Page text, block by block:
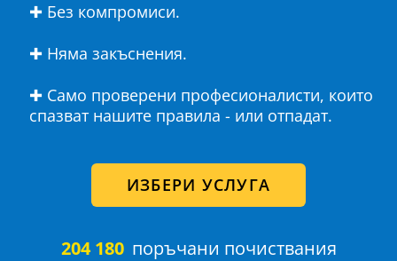
✚ Без компромиси.
✚ Няма закъснения.
✚ Само проверени професионалисти, които
спазват нашите правила - или отпадат.
ИЗБЕРИ УСЛУГА
204 180 поръчани почиствания